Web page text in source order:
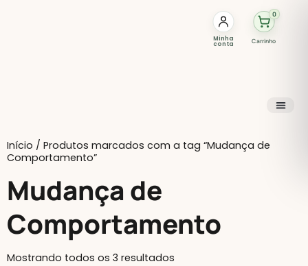
Minha
conta Carrinho
0
Início / Produtos marcados com a tag “Mudança de
Comportamento”
Mudança de
Comportamento
Mostrando todos os 3 resultados